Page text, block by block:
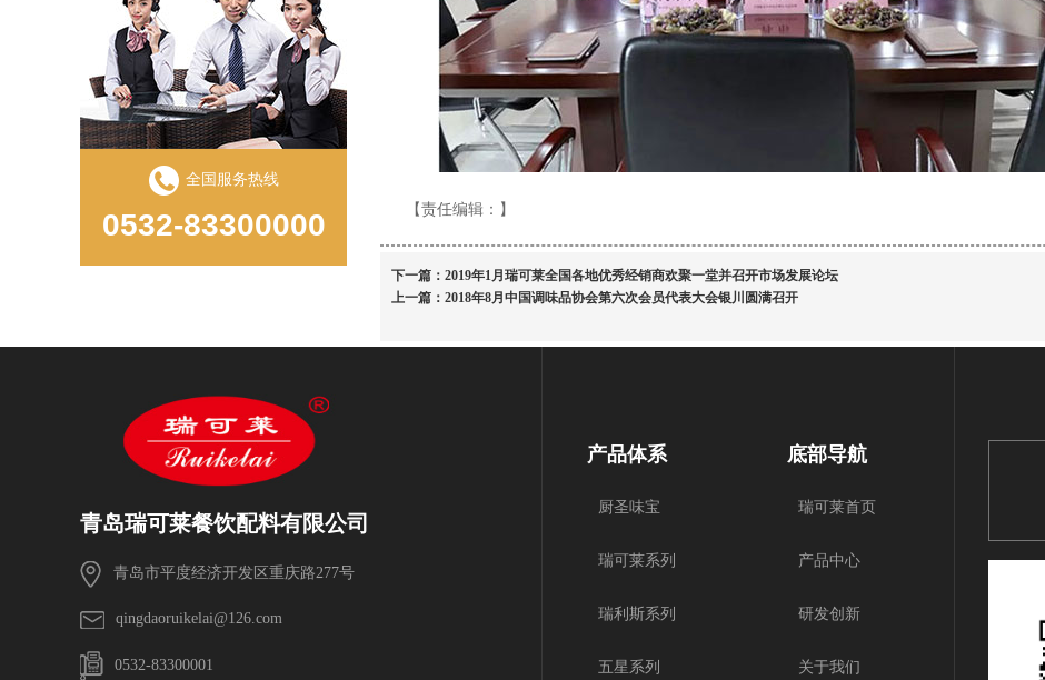
全国服务热线
0532-83300000 【责任编辑： 】
下一篇： 2019年1月瑞可莱全国各地优秀经销商欢聚一堂并召开市场发展论坛
上一篇： 2018年8月中国调味品协会第六次会员代表大会银川圆满召开
青岛瑞可莱餐饮配料有限公司
青岛市平度经济开发区重庆路277号
qingdaoruikelai@126.com
0532-83300001
产品体系
厨圣味宝
瑞可莱系列
瑞利斯系列
五星系列
底部导航
瑞可莱首页
产品中心
研发创新
关于我们